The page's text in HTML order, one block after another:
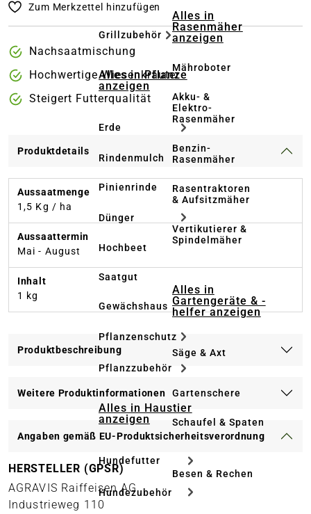
Grillzubehör
Alles in Pflanze
anzeigen
Erde
Rindenmulch
Pinienrinde
Dünger
Hochbeet
Saatgut
Gewächshaus
Pflanzenschutz
Pflanzzubehör
Alles in Haustier
anzeigen
Hundefutter
Hundezubehör
Alles in
Rasenmäher
anzeigen
Mähroboter
Akku- &
Elektro-
Rasenmäher
Benzin-
Rasenmäher
Rasentraktoren
& Aufsitzmäher
Vertikutierer &
Spindelmäher
Alles in
Gartengeräte & -
helfer anzeigen
Säge & Axt
Gartenschere
Schaufel & Spaten
Besen & Rechen
Zum Merkzettel hinzufügen
Nachsaatmischung
Hochwertige Wiesenkräuter
Steigert Futterqualität
Produktdetails
Aussaatmenge
1,5 Kg / ha
Aussaattermin
Mai - August
Inhalt
1 kg
Produktbeschreibung
Weitere Produktinformationen
Angaben gemäß EU-Produktsicherheitsverordnung
HERSTELLER (GPSR)
AGRAVIS Raiffeisen AG
Industrieweg 110